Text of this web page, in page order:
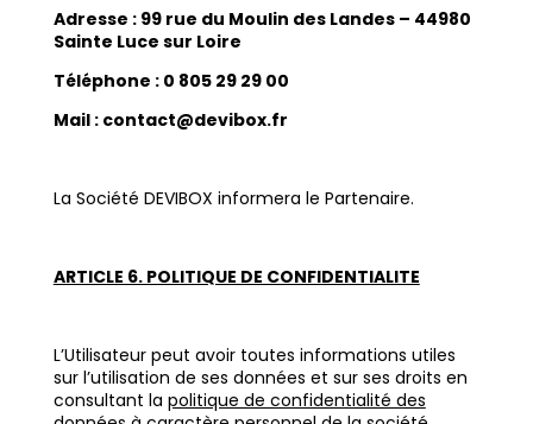
Adresse : 99 rue du Moulin des Landes – 44980
Sainte Luce sur Loire
Téléphone : 0 805 29 29 00
Mail : contact@devibox.fr
La Société DEVIBOX informera le Partenaire.
ARTICLE 6. POLITIQUE DE CONFIDENTIALITE
L’Utilisateur peut avoir toutes informations utiles
sur l’utilisation de ses données et sur ses droits en
consultant la politique de confidentialité des